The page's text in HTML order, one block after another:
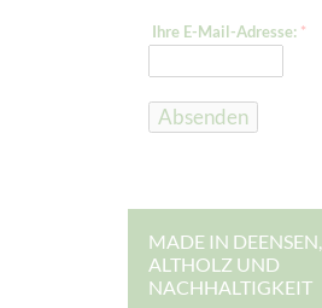
h
e
r
Ihre E-Mail-Adresse: *
Absenden
MADE IN DEENSEN,
ALTHOLZ UND
NACHHALTIGKEIT